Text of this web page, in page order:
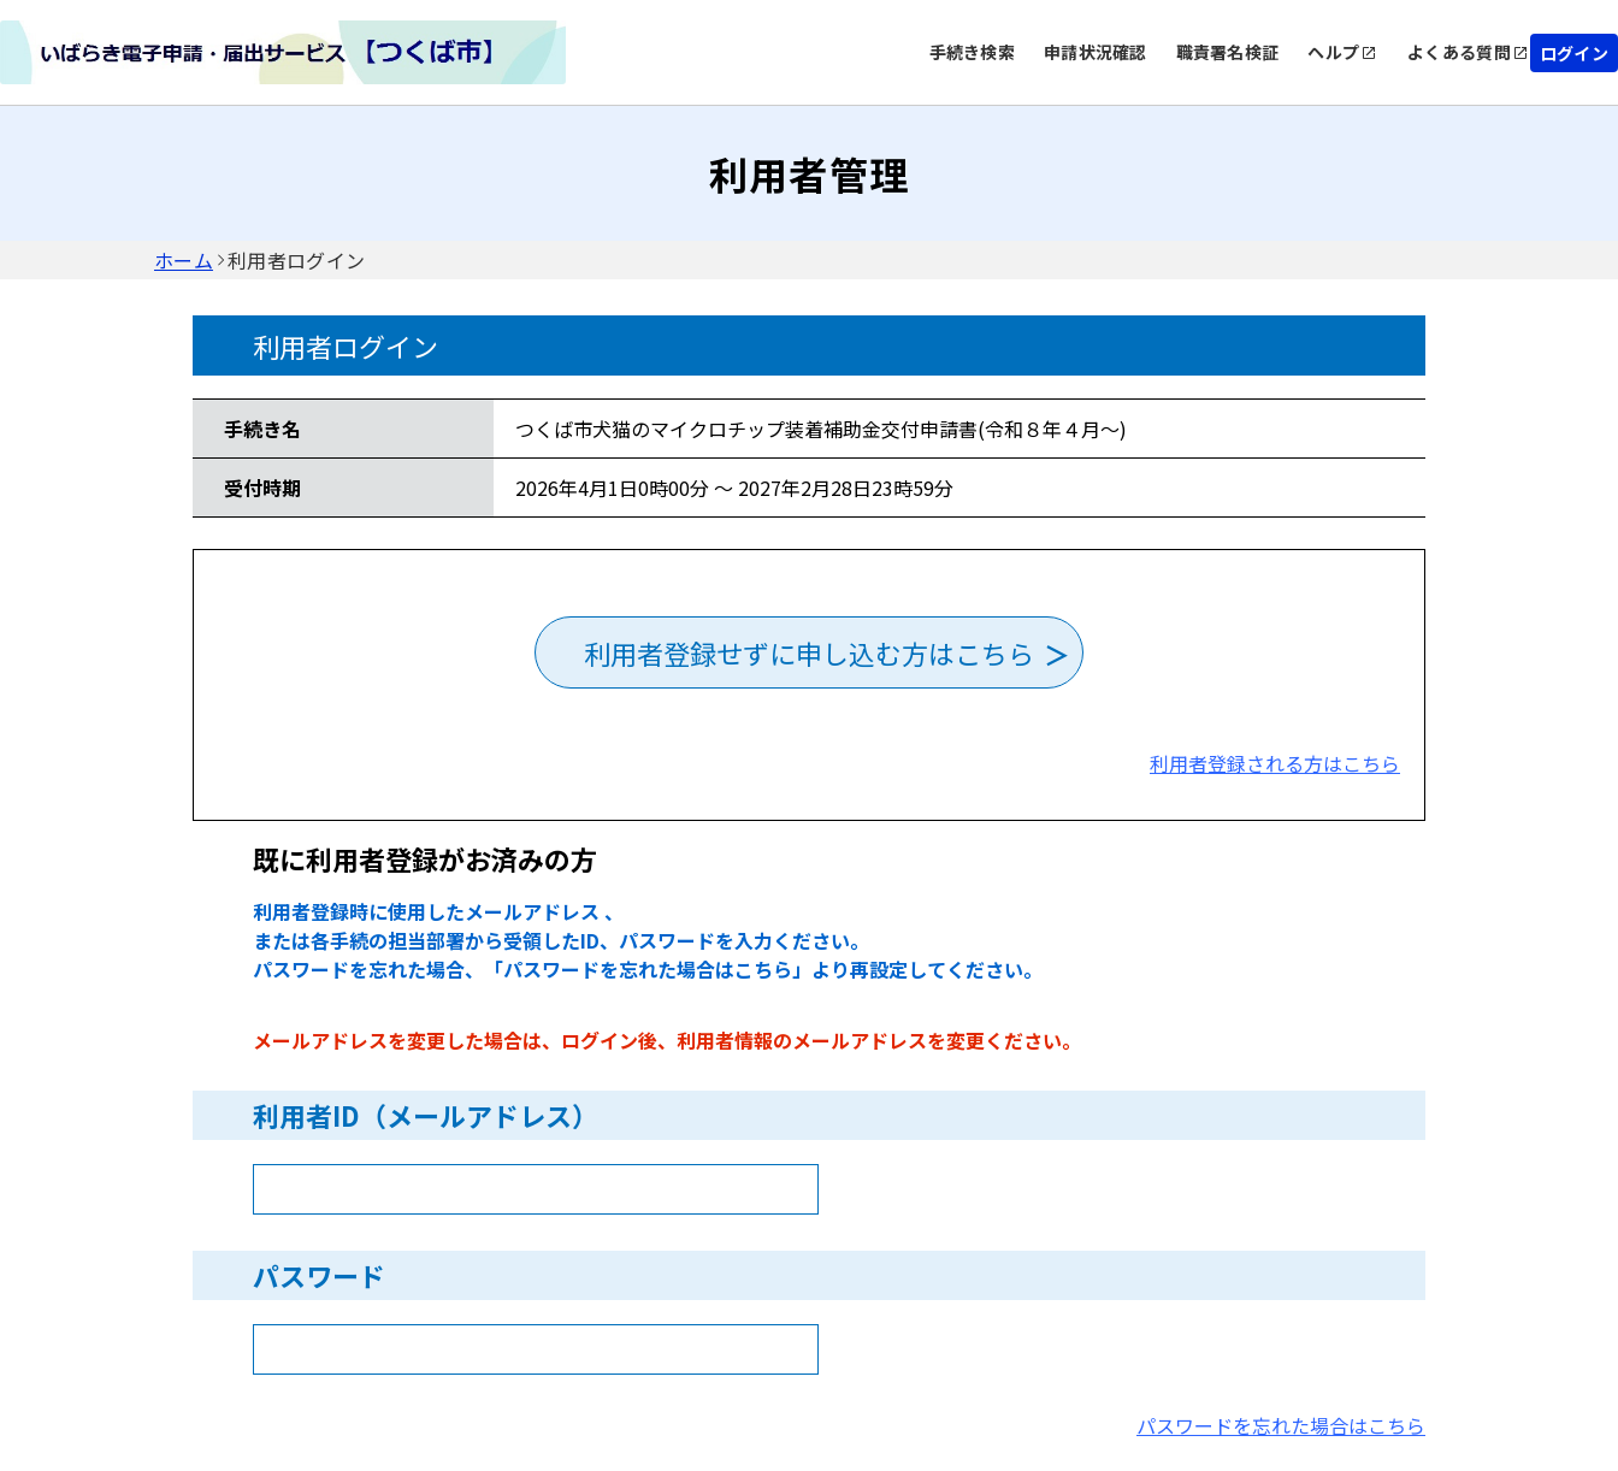
手続き検索 申請状況確認 職責署名検証 ヘルプ よくある質問 ログイン
利用者管理
ホーム 利用者ログイン
利用者ログイン
手続き名 つくば市犬猫のマイクロチップ装着補助金交付申請書(令和８年４月～)
受付時期 2026年4月1日0時00分 ～ 2027年2月28日23時59分
利用者登録せずに申し込む方はこちら
利用者登録される方はこちら
既に利用者登録がお済みの方
利用者登録時に使用したメールアドレス 、
または各手続の担当部署から受領したID、パスワードを入力ください。
パスワードを忘れた場合、「パスワードを忘れた場合はこちら」より再設定してください。
メールアドレスを変更した場合は、ログイン後、利用者情報のメールアドレスを変更ください。
利用者ID（メールアドレス）
パスワード
パスワードを忘れた場合はこちら